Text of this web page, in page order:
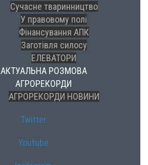
Сучасне тваринництво
У правовому полі
Фінансування АПК
Заготівля силосу
ЕЛЕВАТОРИ
АКТУАЛЬНА РОЗМОВА
АГРОРЕКОРДИ
АГРОРЕКОРДИ НОВИНИ
Twitter
Youtube